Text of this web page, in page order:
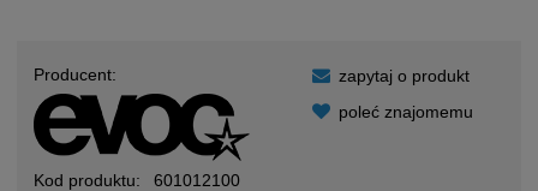
Producent:
Kod produktu: 601012100
zapytaj o produkt
poleć znajomemu